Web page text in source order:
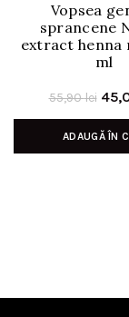
Vopsea
sprancene
extract henna
ml
55,90lei
a
ADAUGĂ ÎN